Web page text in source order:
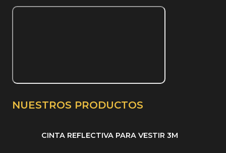
NUESTROS PRODUCTOS
CINTA REFLECTIVA PARA VESTIR 3M